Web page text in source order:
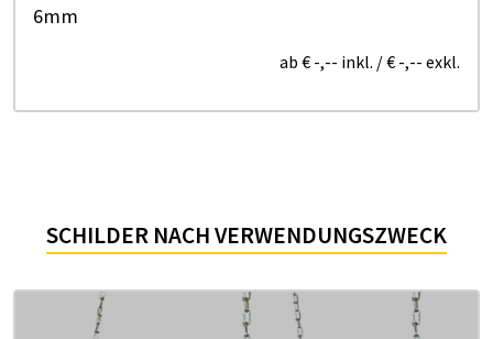
6mm
ab € -,-- inkl. /€ -,-- exkl.
SCHILDER NACH VERWENDUNGSZWECK